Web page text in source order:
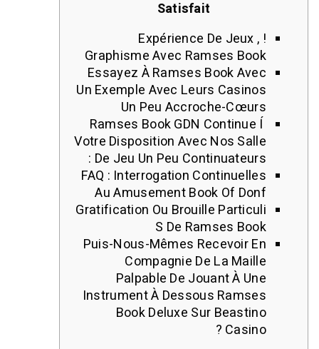
Expérience De
Graphisme Avec Ramses
Essayez À Ramses Book
Un Exemple Avec Leurs
Un Peu Accroche-
Ramses Book GDN
Votre Disposition Avec Nos
De Jeu Un Peu
FAQ : Interrogation
Au Amusement Book Of
Gratification Ou Brouille
S De Ramses
Puis-Nous-Mêmes Recevoir
Compagnie De La
Palpable De Jouant À
Instrument À Dessous
Book Deluxe Sur